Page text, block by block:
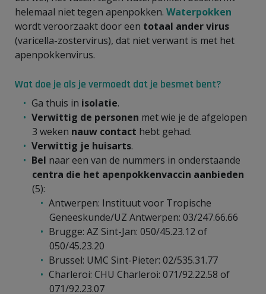
helemaal niet tegen apenpokken. Waterpokken
wordt veroorzaakt door een totaal ander virus
(varicella-zostervirus), dat niet verwant is met het
apenpokkenvirus.
Wat doe je als je vermoedt dat je besmet bent?
Ga thuis in isolatie.
Verwittig de personen met wie je de afgelopen
3 weken nauw contact hebt gehad.
Verwittig je huisarts.
Bel naar een van de nummers in onderstaande
centra die het apenpokkenvaccin aanbieden
(5):
Antwerpen: Instituut voor Tropische
Geneeskunde/UZ Antwerpen: 03/247.66.66
Brugge: AZ Sint-Jan: 050/45.23.12 of
050/45.23.20
Brussel: UMC Sint-Pieter: 02/535.31.77
Charleroi: CHU Charleroi: 071/92.22.58 of
071/92.23.07